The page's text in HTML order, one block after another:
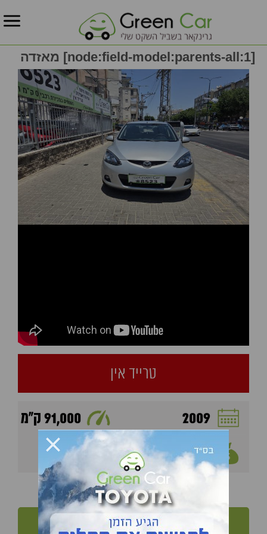
[node:field-model:parents-all:1] מאזדה
טרייד אין
2009
91,000 ק"מ
26,900 ₪
רוצה לקחת את הרכב לנסיעת מבחן?
לחץ לקביעת פגישה